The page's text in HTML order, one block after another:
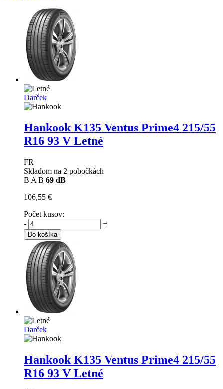
Darček
Hankook K135 Ventus Prime4 215/55
R16 93 V Letné
FR
Skladom na 2 pobočkách
B A B 69 dB
106,55 €
Počet kusov:
-
+
Do košíka
Darček
Hankook K135 Ventus Prime4 215/55
R16 93 V Letné